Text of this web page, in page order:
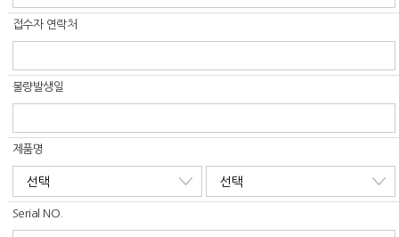
접수자 연락처
불량발생일
제품명
Serial NO.